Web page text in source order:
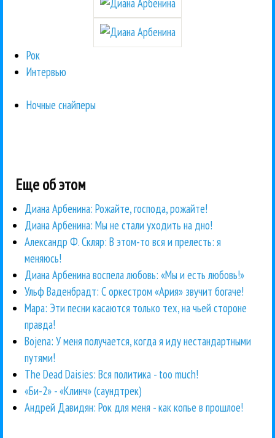
Рок
Интервью
Ночные снайперы
Еще об этом
Диана Арбенина: Рожайте, господа, рожайте!
Диана Арбенина: Мы не стали уходить на дно!
Александр Ф. Скляр: В этом-то вся и прелесть: я
меняюсь!
Диана Арбенина воспела любовь: «Мы и есть любовь!»
Ульф Ваденбрадт: С оркестром «Ария» звучит богаче!
Мара: Эти песни касаются только тех, на чьей стороне
правда!
Bojena: У меня получается, когда я иду нестандартными
путями!
The Dead Daisies: Вся политика - too much!
«Би-2» - «Клинч» (саундтрек)
Андрей Давидян: Рок для меня - как копье в прошлое!